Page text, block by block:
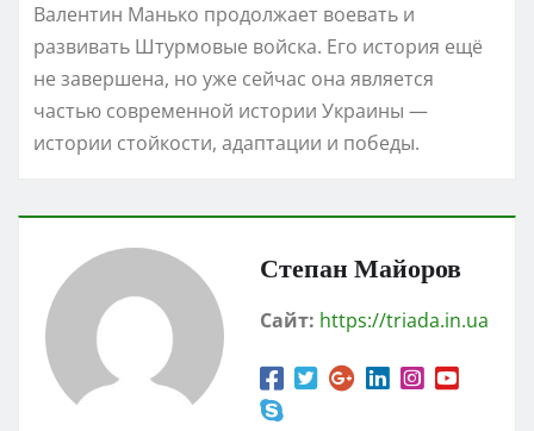
Валентин Манько продолжает воевать и
развивать Штурмовые войска. Его история ещё
не завершена, но уже сейчас она является
частью современной истории Украины —
истории стойкости, адаптации и победы.
Степан Майоров
Сайт: https://triada.in.ua